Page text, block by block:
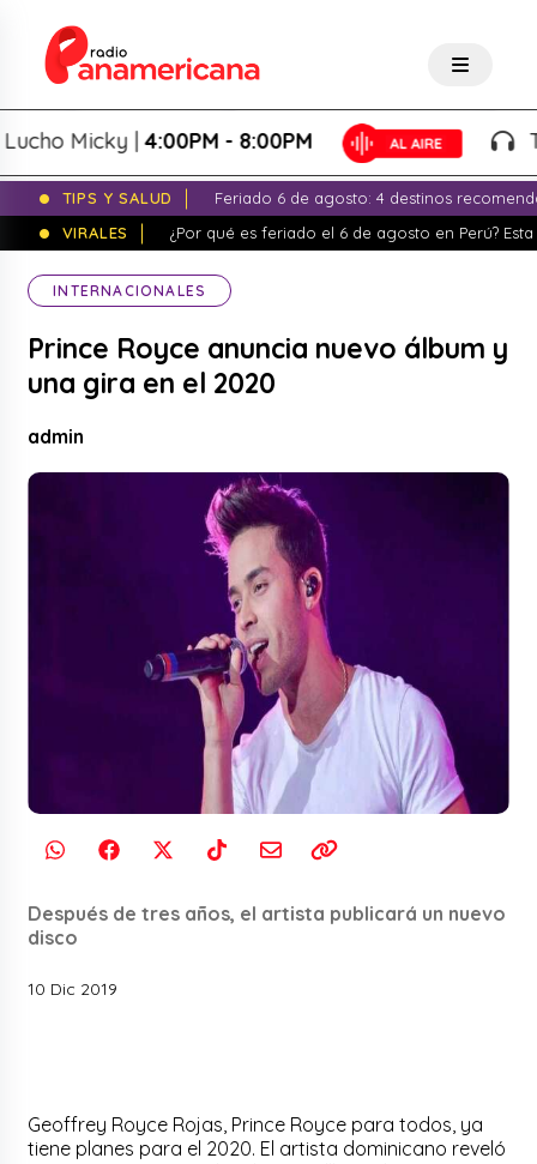
Micky |4:00PM - 8:00PM
TIPS Y SALUD
Feriado 6 de agosto: 4 destinos
VIRALES
¿Por qué es feriado el 6 de agosto en Perú?
INTERNACIONALES
Prince Royce anuncia nuevo álbum y
una gira en el 2020
admin
Después de tres años, el artista publicará un nuevo
disco
10 Dic 2019
Geoffrey Royce Rojas, Prince Royce para todos, ya
tiene planes para el 2020. El artista dominicano reveló